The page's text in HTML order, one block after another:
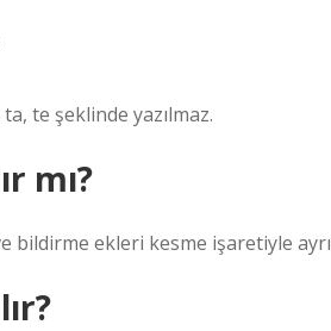
ta, te şeklinde yazılmaz.
mı?
bildirme ekleri kesme işaretiyle